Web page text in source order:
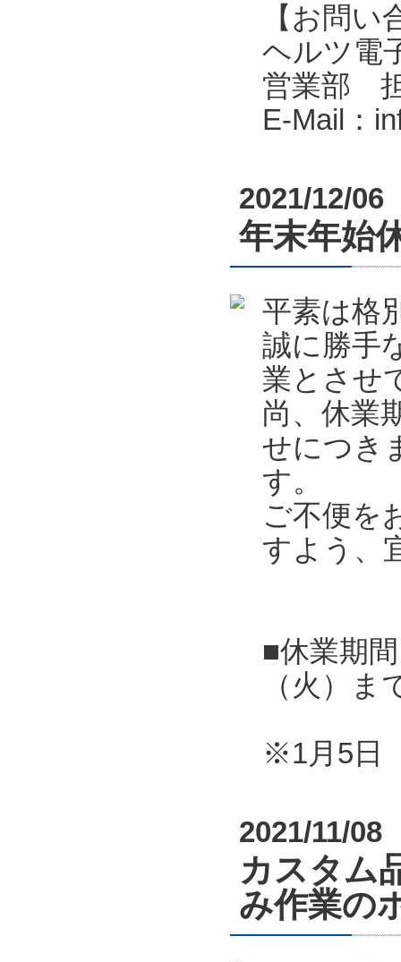
【お問い
ヘルツ電
営業部
E-Mail：
2021/12/06
年末年始
平素は格
誠に勝手
業とさせ
尚、休業
せにつき
す。
ご不便を
すよう、
■休業期
（火）ま
※1月5日
2021/11/08
カスタム
み作業の